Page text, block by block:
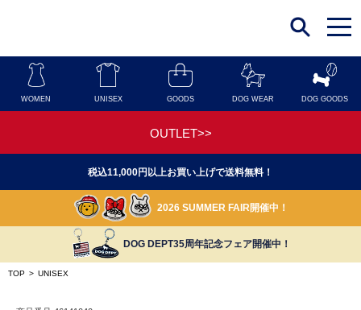
t
o
g
n
a
o
WOMEN UNISEX GOODS DOG WEAR DOG GOODS
OUTLET>>
税込11,000円以上お買い上げで送料無料！
2026 SUMMER FAIR開催中！
DOG DEPT35周年記念フェア開催中！
TOP > UNISEX